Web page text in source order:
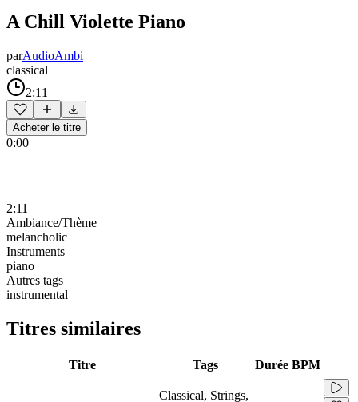
A Chill Violette Piano
parAudioAmbi
classical
2:11
Acheter le titre
0:00
2:11
Ambiance/Thème
melancholic
Instruments
piano
Autres tags
instrumental
Titres similaires
Titre Tags Durée BPM
Classical, Strings,